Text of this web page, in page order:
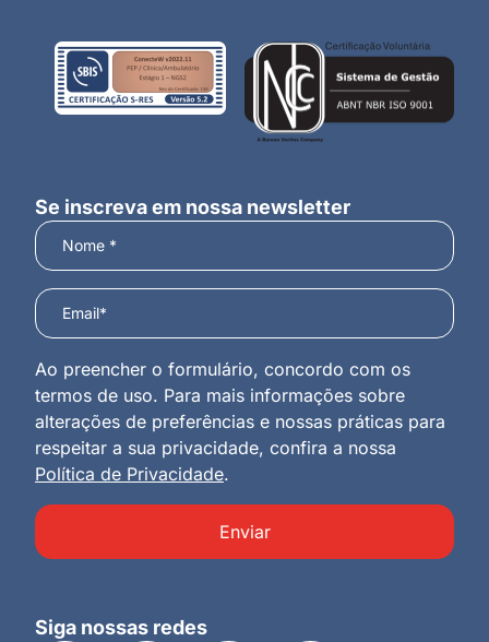
Se inscreva em nossa newsletter
Ao preencher o formulário, concordo com os
termos de uso. Para mais informações sobre
alterações de preferências e nossas práticas para
respeitar a sua privacidade, confira a nossa
Política de Privacidade.
Enviar
Siga nossas redes